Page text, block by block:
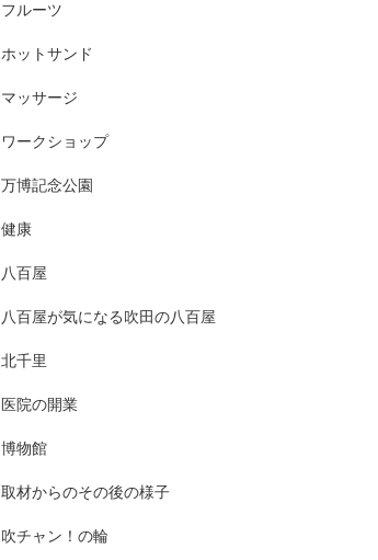
フルーツ
ホットサンド
マッサージ
ワークショップ
万博記念公園
健康
八百屋
八百屋が気になる吹田の八百屋
北千里
医院の開業
博物館
取材からのその後の様子
吹チャン！の輪